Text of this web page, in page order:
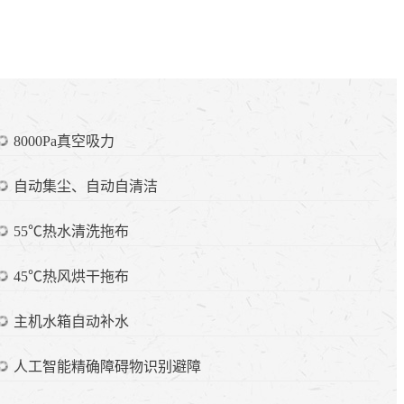
8000Pa真空吸力
自动集尘、自动自清洁
55℃热水清洗拖布
45℃热风烘干拖布
主机水箱自动补水
人工智能精确障碍物识别避障